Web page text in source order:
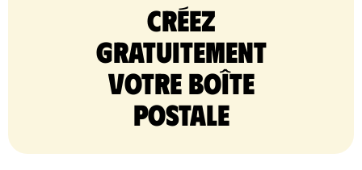
Créez
gratuitement
votre Boîte
postale